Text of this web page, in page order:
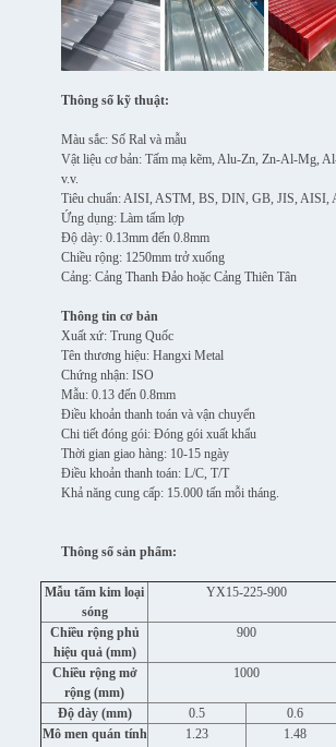
Thông số kỹ thuật:
Màu sắc: Số Ral và mẫu
Vật liệu cơ bản: Tấm mạ kẽm, Alu-Zn, Zn-Al-Mg,
v.v.
Tiêu chuẩn: AISI, ASTM, BS, DIN, GB, JIS, AISI,
Ứng dụng: Làm tấm lợp
Độ dày: 0.13mm đến 0.8mm
Chiều rộng: 1250mm trở xuống
Cảng: Cảng Thanh Đảo hoặc Cảng Thiên Tân
Thông tin cơ bản
Xuất xứ: Trung Quốc
Tên thương hiệu: Hangxi Metal
Chứng nhận: ISO
Mẫu: 0.13 đến 0.8mm
Điều khoản thanh toán và vận chuyển
Chi tiết đóng gói: Đóng gói xuất khẩu
Thời gian giao hàng: 10-15 ngày
Điều khoản thanh toán: L/C, T/T
Khả năng cung cấp: 15.000 tấn mỗi tháng.
Thông số sản phẩm:
Mẫu tấm kim loại
sóng
YX15-225-900
Chiều rộng phủ
hiệu quả (mm)
900
Chiều rộng mở
rộng (mm)
1000
Độ dày (mm) 0.5 0.6
Mô men quán tính
1.23 1.48